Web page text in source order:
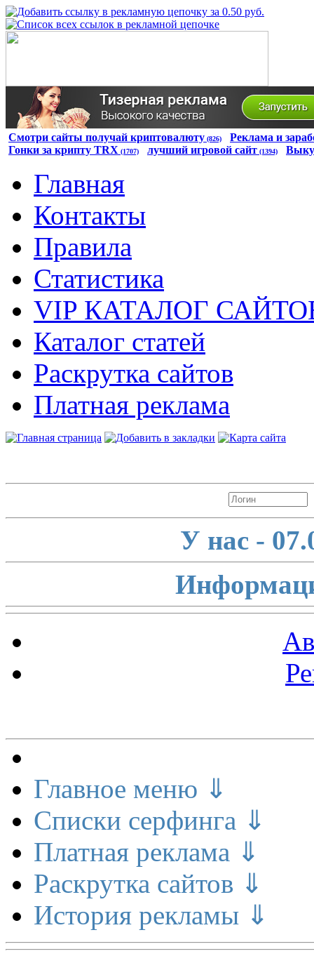
Смотри сайты получай криптовалюту (826)
Реклама и
Гонки за крипту TRX (1707) лучший игровой сайт (1394)
Главная
Контакты
Правила
Статистика
VIP КАТАЛОГ
Каталог статей
Раскрутка сайтов
Платная реклама
У нас -
Главное меню ⇓
Списки серфинга ⇓
Платная реклама ⇓
Раскрутка сайтов ⇓
История рекламы ⇓